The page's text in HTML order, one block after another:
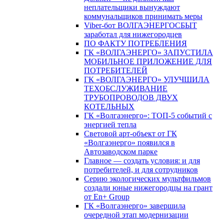
неплательщики вынуждают
коммунальщиков принимать меры
Viber-бот ВОЛГАЭНЕРГОСБЫТ
заработал для нижегородцев
ПО ФАКТУ ПОТРЕБЛЕНИЯ
ГК «ВОЛГАЭНЕРГО» ЗАПУСТИЛА
МОБИЛЬНОЕ ПРИЛОЖЕНИЕ ДЛЯ
ПОТРЕБИТЕЛЕЙ
ГК «ВОЛГАЭНЕРГО» УЛУЧШИЛА
ТЕХОБСЛУЖИВАНИЕ
ТРУБОПРОВОДОВ ДВУХ
КОТЕЛЬНЫХ
ГК «Волгаэнерго»: ТОП-5 событий с
энергией тепла
Световой арт-объект от ГК
«Волгаэнерго» появился в
Автозаводском парке
Главное — создать условия: и для
потребителей, и для сотрудников
Серию экологических мультфильмов
создали юные нижегородцы на грант
от En+ Group
ГК «Волгаэнерго» завершила
очередной этап модернизации